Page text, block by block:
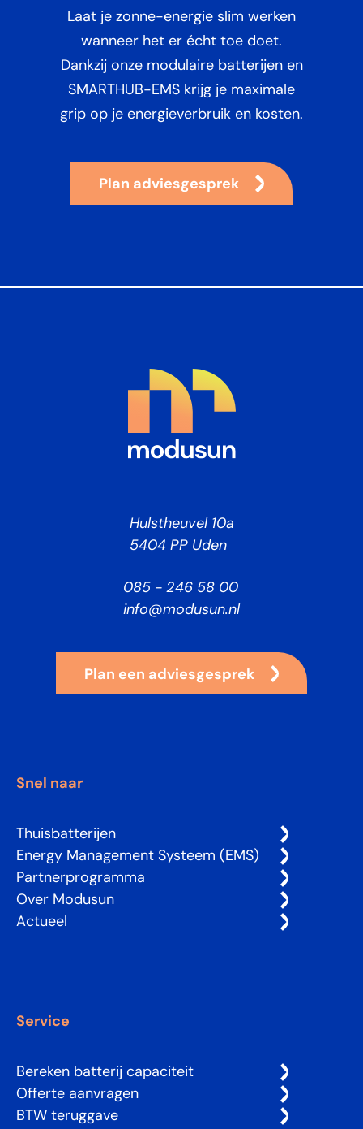
Laat je zonne-energie slim werken
wanneer het er écht toe doet.
Dankzij onze modulaire batterijen en
SMARTHUB-EMS krijg je maximale
grip op je energieverbruik en kosten.
Plan adviesgesprek
Hulstheuvel 10a
5404 PP Uden
085 - 246 58 00
info@modusun.nl
Plan een adviesgesprek
Snel naar
Thuisbatterijen
Energy Management Systeem (EMS)
Partnerprogramma
Over Modusun
Actueel
Service
Bereken batterij capaciteit
Offerte aanvragen
BTW teruggave